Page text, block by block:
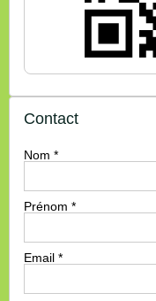
Contact
Nom *
Prénom *
Email *